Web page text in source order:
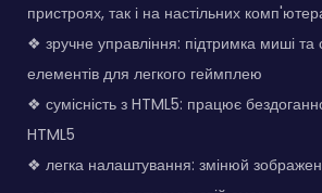
пристроях, так і на настільних
❖ зручне управління: підтримка миші та
елементів для легкого геймплею
❖ сумісність з HTML5: працює
HTML5
❖ легка налаштування: змінюй